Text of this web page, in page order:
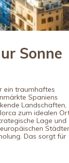
Sonne
ein traumhaftes
Spaniens
Landschaften,
zum idealen
Lage und
Das sorgt für